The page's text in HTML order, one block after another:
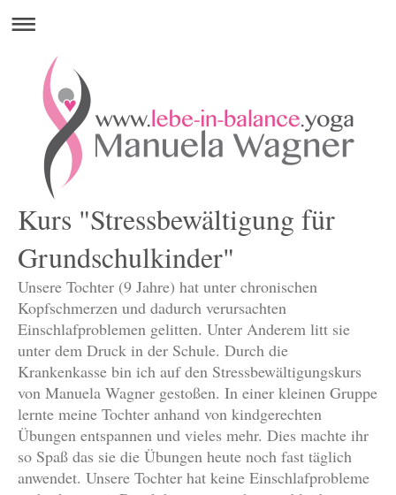
Kurs "Stressbewältigung für
Grundschulkinder"
Unsere Tochter (9 Jahre) hat unter chronischen
Kopfschmerzen und dadurch verursachten
Einschlafproblemen gelitten. Unter Anderem litt sie
unter dem Druck in der Schule. Durch die
Krankenkasse bin ich auf den Stressbewältigungskurs
von Manuela Wagner gestoßen. In einer kleinen Gruppe
lernte meine Tochter anhand von kindgerechten
Übungen entspannen und vieles mehr. Dies machte ihr
so Spaß das sie die Übungen heute noch fast täglich
anwendet. Unsere Tochter hat keine Einschlafprobleme